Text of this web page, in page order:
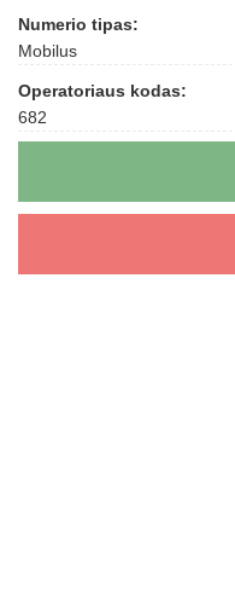
Numerio tipas:
Mobilus
Operatoriaus kodas:
682